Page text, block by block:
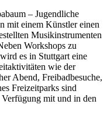
vom
17.07.-26.07.2026
in
Donzdorf
– Jugendliche
mit einem Künstler einen
Musikinstrumenten
Workshops zu
es in Stuttgart eine
wie der
Abend, Freibadbesuche,
Freizeitparks sind
mit und in den